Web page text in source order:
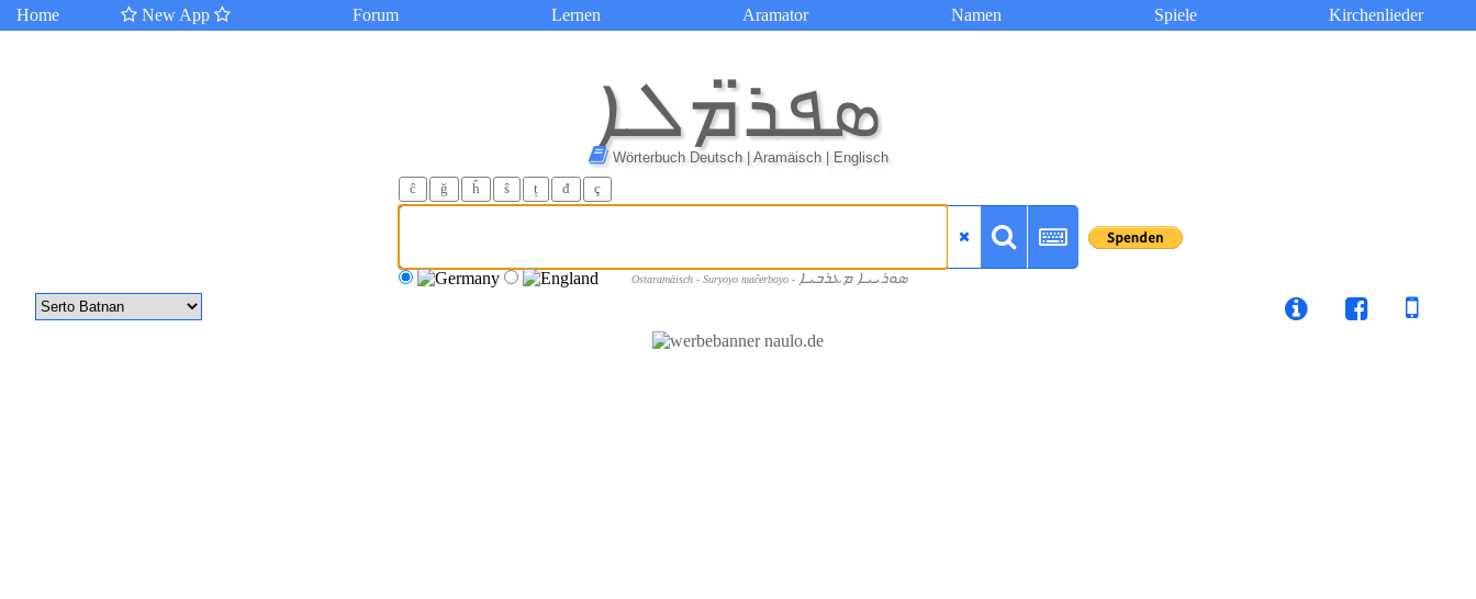
Home New App Forum Lernen Aramator Namen Spiele Kirchenlieder
ܣܦܪ̈ܡܠܐ
Wörterbuch Deutsch | Aramäisch | Englisch
ĉ ğ ĥ ŝ ț đ ç
Ostaramäisch - Suryoyo maĉerboyo - ܣܘܪܝܝܐ ܡܥܪܒܝܐ